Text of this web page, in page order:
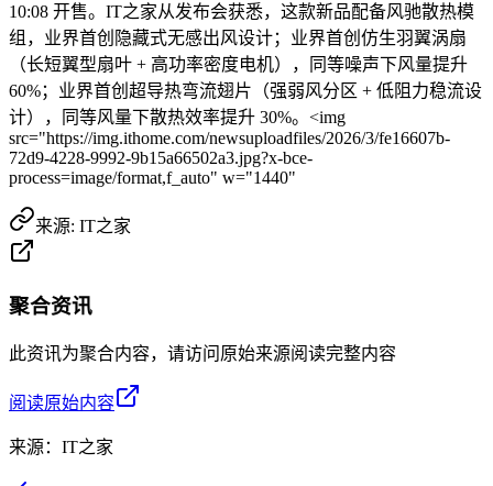
10:08 开售。IT之家从发布会获悉，这款新品配备风驰散热模
组，业界首创隐藏式无感出风设计；业界首创仿生羽翼涡扇
（长短翼型扇叶 + 高功率密度电机），同等噪声下风量提升
60%；业界首创超导热弯流翅片（强弱风分区 + 低阻力稳流设
计），同等风量下散热效率提升 30%。<img
src="https://img.ithome.com/newsuploadfiles/2026/3/fe16607b-
72d9-4228-9992-9b15a66502a3.jpg?x-bce-
process=image/format,f_auto" w="1440"
来源: IT之家
聚合资讯
此资讯为聚合内容，请访问原始来源阅读完整内容
阅读原始内容
来源： IT之家